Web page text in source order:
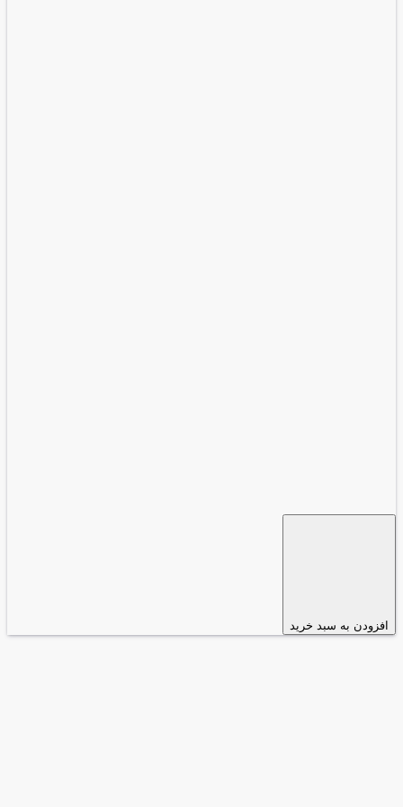
افزودن به سبد خرید